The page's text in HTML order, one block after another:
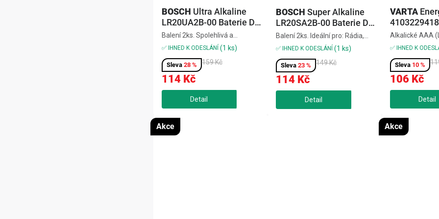
BOSCH Ultra Alkaline
LR20UA2B-00 Baterie D
LR20, 2 ks
✅ IHNED K ODESLÁNÍ (1 ks)
28 %
114 Kč
159 Kč
Balení 2ks. Spolehlivá a
dlouhotrvající energie. Ideální
pro: Digitální fotoaparáty, svítilny,
přenosná elektronika
BOSCH Super Alkaline
LR20SA2B-00 Baterie D
LR20, 2 ks
✅ IHNED K ODESLÁNÍ (1 ks)
23 %
114 Kč
149 Kč
Balení 2ks. Ideální pro: Rádia,
svítilny, hračky, klávesnice
VARTA
8 ks
✅ IHNED K
10 %
106 Kč
Alkalické AAA
ks,pro zařízení
spotřebou
výdrž,ochrana
vytečeníDodají
hodinám,...
Akce Akce